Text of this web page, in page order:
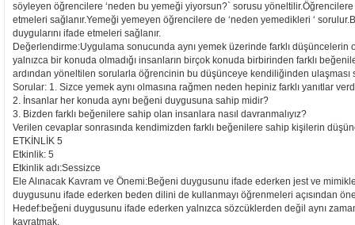
söyleyen öğrencilere ‘neden bu yemeği yiyorsun?` sorusu
etmeleri sağlanır.Yemeği yemeyen öğrencilere de ‘neden yemedikleri ‘
duygularını ifade etmeleri sağlanır.
Değerlendirme:Uygulama sonucunda aynı yemek üzerinde farklı düşüncelerin
yalnızca bir konuda olmadığı insanların birçok konuda birbirinden farklı
ardından yöneltilen sorularla öğrencinin bu düşünceye kendiliğinden ulaşması
Sorular: 1. Sizce yemek aynı olmasına rağmen neden hepiniz farklı yanıtlar
2. İnsanlar her konuda aynı beğeni duygusuna sahip midir?
3. Bizden farklı beğenilere sahip olan insanlara nasıl davranmalıyız?
Verilen cevaplar sonrasında kendimizden farklı beğenilere sahip kişilerin
ETKİNLİK 5
Etkinlik: 5
Etkinlik adı:Sessizce
Ele Alınacak Kavram ve Önemi:Beğeni duygusunu ifade ederken jest ve
duygusunu ifade ederken beden dilini de kullanmayı öğrenmeleri açısından
Hedef:beğeni duygusunu ifade ederken yalnızca sözcüklerden değil aynı
kavratmak.